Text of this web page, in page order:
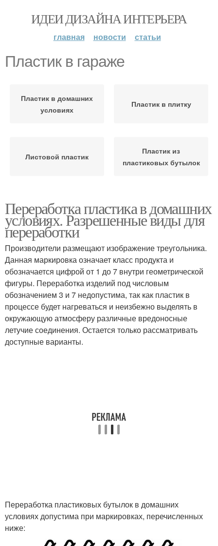
ИДЕИ ДИЗАЙНА ИНТЕРЬЕРА
главная новости статьи
Пластик в гараже
Пластик в домашних
условиях
Пластик в плитку
Листовой пластик
Пластик из
пластиковых бутылок
Переработка пластика в домашних
условиях. Разрешенные виды для
переработки
Производители размещают изображение треугольника.
Данная маркировка означает класс продукта и
обозначается цифрой от 1 до 7 внутри геометрической
фигуры. Переработка изделий под числовым
обозначением 3 и 7 недопустима, так как пластик в
процессе будет нагреваться и неизбежно выделять в
окружающую атмосферу различные вредоносные
летучие соединения. Остается только рассматривать
доступные варианты.
Переработка пластиковых бутылок в домашних
условиях допустима при маркировках, перечисленных
ниже: